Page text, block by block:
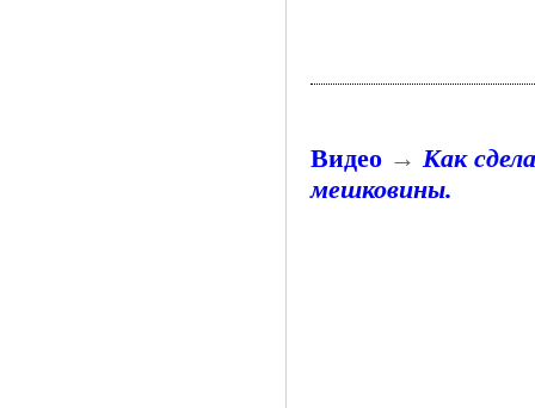
Видео → Как
мешковины.